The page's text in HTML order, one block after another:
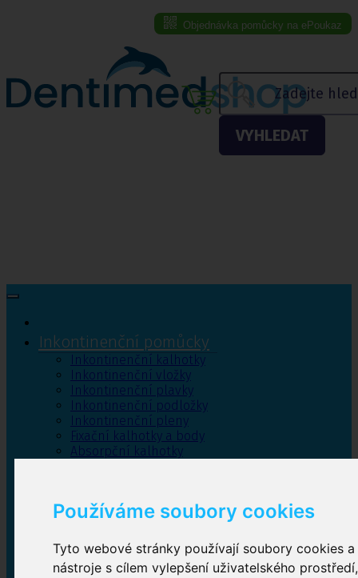
Používáme soubory cookies
Tyto webové stránky používají soubory cookies
nástroje s cílem vylepšení uživatelského
Objednávka pomůcky na ePoukaz
VYHLEDAT
Inkontinenční pomůcky
Inkontinenční kalhotky
Inkontinenční vložky
Inkontinenční plavky
Inkontinenční podložky
Inkontinenční pleny
Fixační kalhotky a body
Absorpční kalhotky
Inkontinenční kalhotky